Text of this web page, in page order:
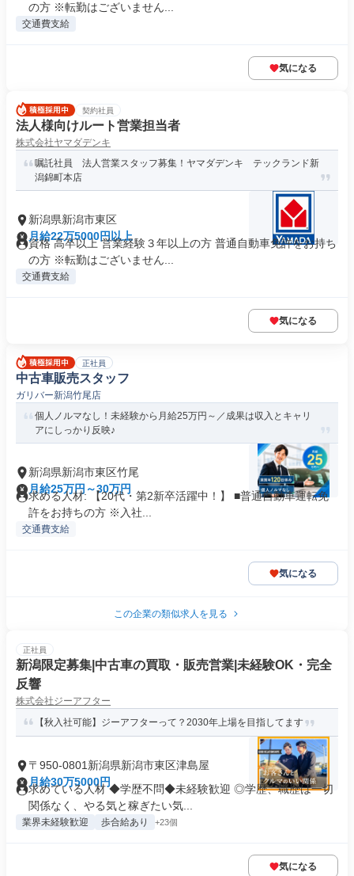
の方 ※転勤はございません...
交通費支給
気になる
契約社員
法人様向けルート営業担当者
株式会社ヤマダデンキ
嘱託社員 法人営業スタッフ募集！ヤマダデンキ テックランド新
潟錦町本店
新潟県新潟市東区
月給22万5000円以上
資格 高卒以上 営業経験３年以上の方 普通自動車免許をお持ち
の方 ※転勤はございません...
交通費支給
気になる
正社員
中古車販売スタッフ
ガリバー新潟竹尾店
個人ノルマなし！未経験から月給25万円～／成果は収入とキャリ
アにしっかり反映♪
新潟県新潟市東区竹尾
月給25万円～30万円
求める人材: 【20代・第2新卒活躍中！】 ■普通自動車運転免
許をお持ちの方 ※入社...
交通費支給
気になる
この企業の類似求人を見る
正社員
新潟限定募集|中古車の買取・販売営業|未経験OK・完全
反響
株式会社ジーアフター
【秋入社可能】ジーアフターって？2030年上場を目指してます
〒950-0801新潟県新潟市東区津島屋
月給30万5000円
求めている人材 ◆学歴不問◆未経験歓迎 ◎学歴、職歴は一切
関係なく、やる気と稼ぎたい気...
業界未経験歓迎 歩合給あり +23個
気になる